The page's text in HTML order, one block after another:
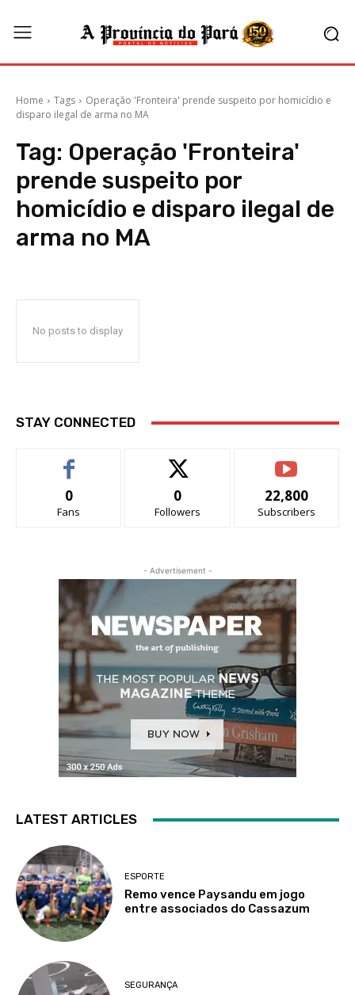
Home Tags
Operação 'Fronteira' prende suspeito por homicídio e
disparo ilegal de arma no MA
Tag: Operação 'Fronteira'
prende suspeito por
homicídio e disparo ilegal de
arma no MA
No posts to display
STAY CONNECTED
0
Fans
0
Followers
22,800
Subscribers
- Advertisement -
LATEST ARTICLES
ESPORTE
Remo vence Paysandu em jogo
entre associados do Cassazum
SEGURANÇA